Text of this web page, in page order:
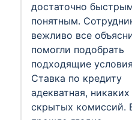
достаточно
понятным.
вежливо все
помогли подобрать
подходящие
Ставка по кредиту
адекватная, никаких
скрытых комиссий.